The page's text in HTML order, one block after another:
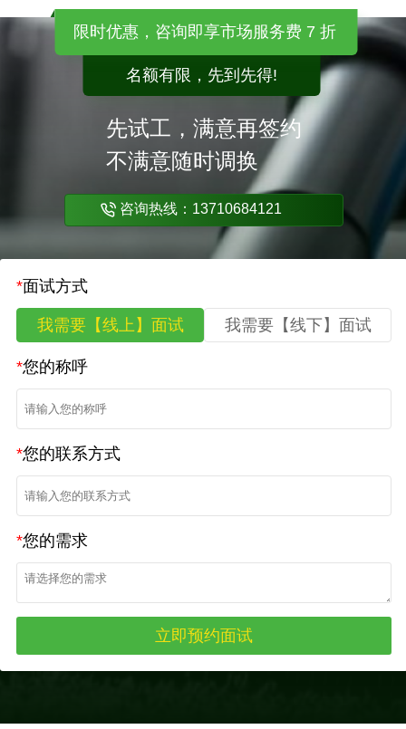
限时优惠，咨询即享市场服务费 7 折
名额有限，先到先得!
先试工，满意再签约
不满意随时调换
咨询热线：13710684121
*面试方式
我需要【线上】面试 我需要【线下】面试
*您的称呼
*您的联系方式
*您的需求